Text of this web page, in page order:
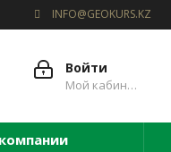
INFO@GEOKURS.KZ
Войти
Мой кабинет